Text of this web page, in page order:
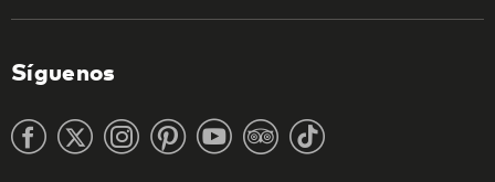
Síguenos